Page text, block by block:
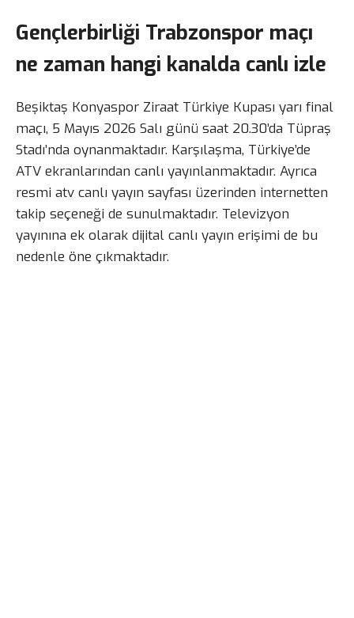
Gençlerbirliği Trabzonspor maçı
ne zaman hangi kanalda canlı izle
Beşiktaş Konyaspor Ziraat Türkiye Kupası yarı final
maçı, 5 Mayıs 2026 Salı günü saat 20.30’da Tüpraş
Stadı’nda oynanmaktadır. Karşılaşma, Türkiye’de
ATV ekranlarından canlı yayınlanmaktadır. Ayrıca
resmi atv canlı yayın sayfası üzerinden internetten
takip seçeneği de sunulmaktadır. Televizyon
yayınına ek olarak dijital canlı yayın erişimi de bu
nedenle öne çıkmaktadır.